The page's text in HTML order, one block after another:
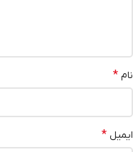
نام *
ایمیل *